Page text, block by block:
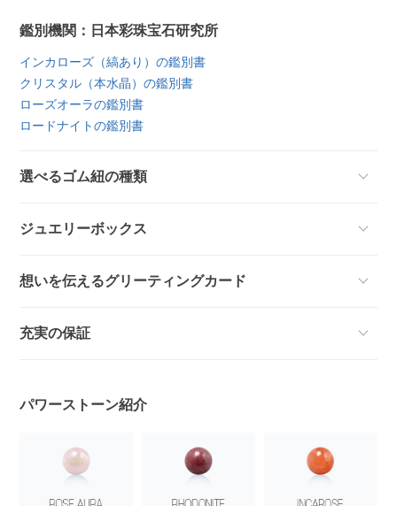
鑑別機関：日本彩珠宝石研究所
インカローズ（縞あり）の鑑別書
クリスタル（本水晶）の鑑別書
ローズオーラの鑑別書
ロードナイトの鑑別書
選べるゴム紐の種類
ジュエリーボックス
想いを伝えるグリーティングカード
充実の保証
パワーストーン紹介